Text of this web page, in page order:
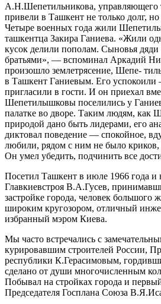
А.Н.Шепетильникова, управляющего
привели в Ташкент не только долг,
Четыре военных года жили
ташкентца Закира Ганиева. «Жили
кусок делили пополам. Сыновья
братьями», — вспоминал Аркадий
произошло землетрясение, Шепе-
в Ташкент Ганиевым. Его
пригласили в гости. И он приехал
Шепетилышковы по­селились у
палатке во дворе. Таким людям, как
природой дано быть лидерами, его
диктовал поведение — спокойное,
лю­били, рядом с ним не было криков,
Он умел убедить, подчинить все
Посетил Ташкент в июле 1966 года и
Главкиевстроя В.А.Гусев,
застройке города, человек большого
широким кругозором, отличный
избранный мэром Киева.
Мы часто встречались с
курировавшим строителей России,
республики К.Герасимовым,
сделано от души многочисленным
Побывал на стройках города и
Председателя Госплана Союза